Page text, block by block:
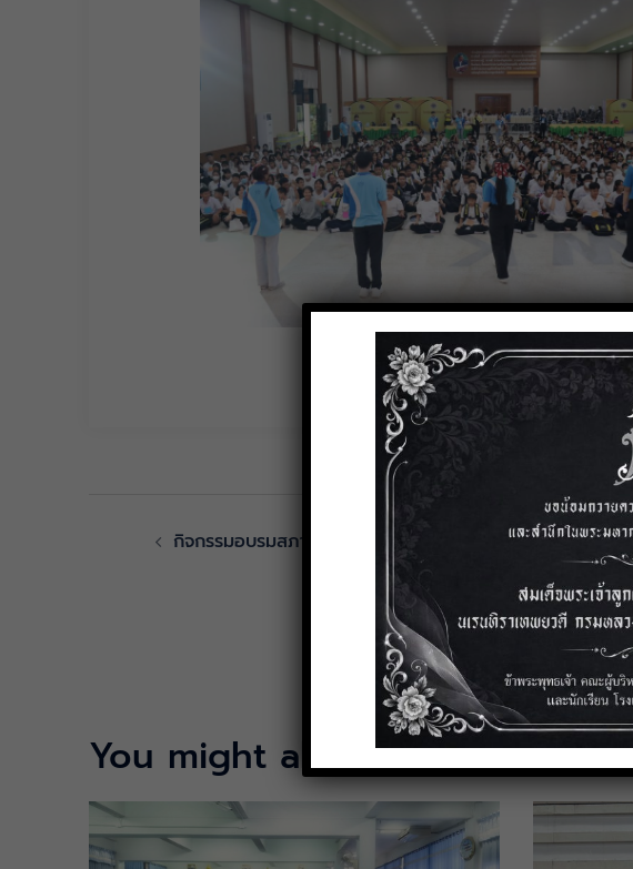
กิจกรรมอบรมสภานักเรียน ประจำปีการศึกษา 2567
You might also like: